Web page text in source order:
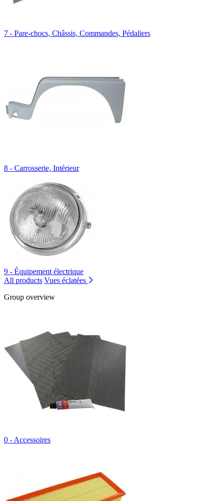
7 - Pare-chocs, Châssis, Commandes, Pédaliers
8 - Carrosserie, Intérieur
9 - Équipement électrique
All products Vues éclatées
Group overview
0 - Accessoires